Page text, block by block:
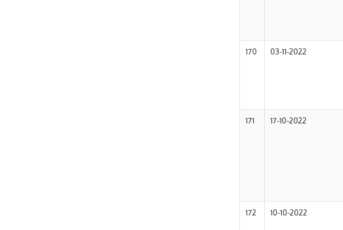
170 03-11-2022
171 17-10-2022
172 10-10-2022